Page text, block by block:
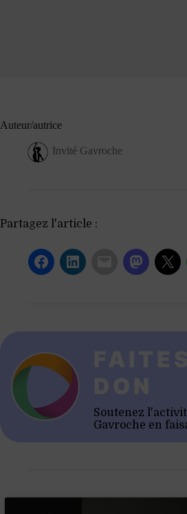
Auteur/autrice
Invité Gavroche
Partagez l'article :
Soutenez
Gavroche en